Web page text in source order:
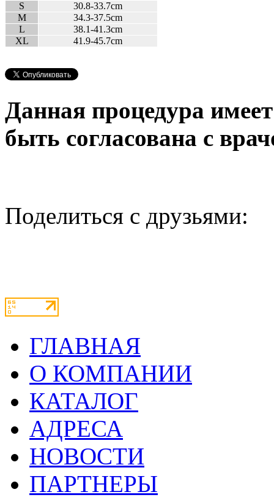
S
30.8-33.7cm
M
34.3-37.5cm
L
38.1-41.3cm
XL
41.9-45.7cm
Данная процедура
быть согласована с
Поделиться с друзьями:
ГЛАВНАЯ
О КОМПАНИИ
КАТАЛОГ
АДРЕСА
НОВОСТИ
ПАРТНЕРЫ